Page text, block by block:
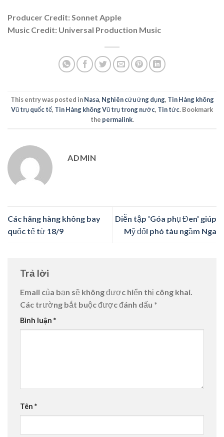
Producer Credit: Sonnet Apple
Music Credit: Universal Production Music
This entry was posted inNasa, Nghiên cứu ứng dụng, Tin Hàng không
Vũ trụ quốc tế, Tin Hàng không Vũ trụ trong nước, Tin tức. Bookmark
the permalink.
ADMIN
Các hãng hàng không bay
quốc tế từ 18/9
Diễn tập 'Góa phụ Đen' giúp
Mỹ đối phó tàu ngầm Nga
Trả lời
Email của bạn sẽ không được hiển thị công khai.
Các trường bắt buộc được đánh dấu *
Bình luận *
Tên *